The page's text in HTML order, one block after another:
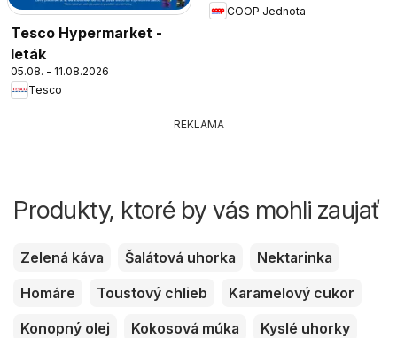
Tesco Hypermarket -
leták
05.08. - 11.08.2026
Tesco
COOP Jednota
REKLAMA
Produkty, ktoré by vás mohli zaujať
Zelená káva Šalátová uhorka
Nektarinka
Homáre
Toustový chlieb
Karamelový cukor
Konopný olej
Kokosová múka
Kyslé uhorky